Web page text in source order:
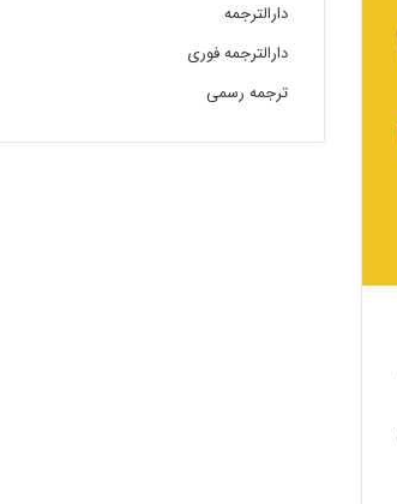
دارالترجمه
دارالترجمه فوری
ترجمه رسمی